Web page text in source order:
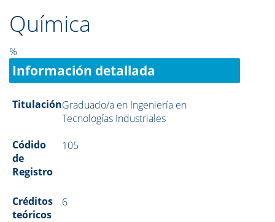
Química
%
Información detallada
TitulaciónGraduado/a en Ingeniería en
Tecnologías Industriales
Códido
de
Registro
105
Créditos
teóricos
6